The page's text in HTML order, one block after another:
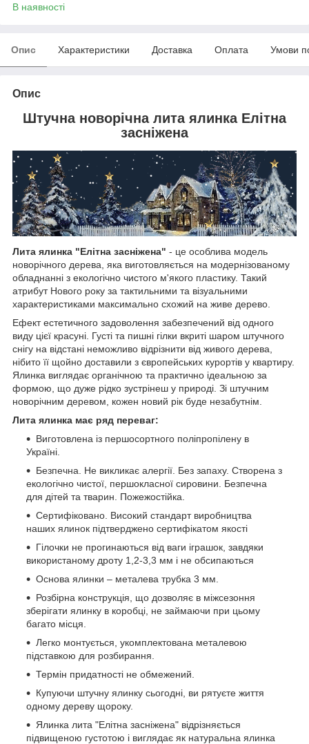
В наявності
Опис Характеристики Доставка Оплата Умови
Опис
Штучна новорічна лита ялинка Елітна
засніжена
Лита ялинка "Елітна засніжена" - це особлива модель
новорічного дерева, яка виготовляється на модернізованому
обладнанні з екологічно чистого м'якого пластику. Такий
атрибут Нового року за тактильними та візуальними
характеристиками максимально схожий на живе дерево.
Ефект естетичного задоволення забезпечений від одного
виду цієї красуні. Густі та пишні гілки вкриті шаром штучного
снігу на відстані неможливо відрізнити від живого дерева,
нібито її щойно доставили з європейських курортів у квартиру.
Ялинка виглядає органічною та практично ідеальною за
формою, що дуже рідко зустрінеш у природі. Зі штучним
новорічним деревом, кожен новий рік буде незабутнім.
Лита ялинка має ряд переваг:
Виготовлена із першосортного поліпропілену в
Україні.
Безпечна. Не викликає алергії. Без запаху. Створена з
екологічно чистої, першокласної сировини. Безпечна
для дітей та тварин. Пожежостійка.
Сертифіковано. Високий стандарт виробництва
наших ялинок підтверджено сертифікатом якості
Гілочки не прогинаються від ваги іграшок, завдяки
використаному дроту 1,2-3,3 мм і не обсипаються
Основа ялинки – металева трубка 3 мм.
Розбірна конструкція, що дозволяє в міжсезоння
зберігати ялинку в коробці, не займаючи при цьому
багато місця.
Легко монтується, укомплектована металевою
підставкою для розбирання.
Термін придатності не обмежений.
Купуючи штучну ялинку сьогодні, ви рятуєте життя
одному дереву щороку.
Ялинка лита "Елітна засніжена" відрізняється
підвищеною густотою і виглядає як натуральна ялинка